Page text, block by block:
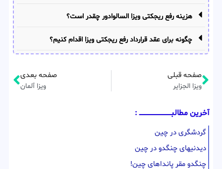
هزینه رفع ریجکتی ویزا السالوادور چقدر است؟
چگونه برای عقد قرارداد رفع ریجکتی ویزا اقدام کنیم؟
صفحه قبلی
ویزا الجزایر
صفحه بعدی
ویزا آلمان
آخرین مطالبــــــــــــــــــــــــــــــــ :
گردشگری در چین
دیدنیهای چنگدو در چین
چنگدو مقر پانداهای چین!